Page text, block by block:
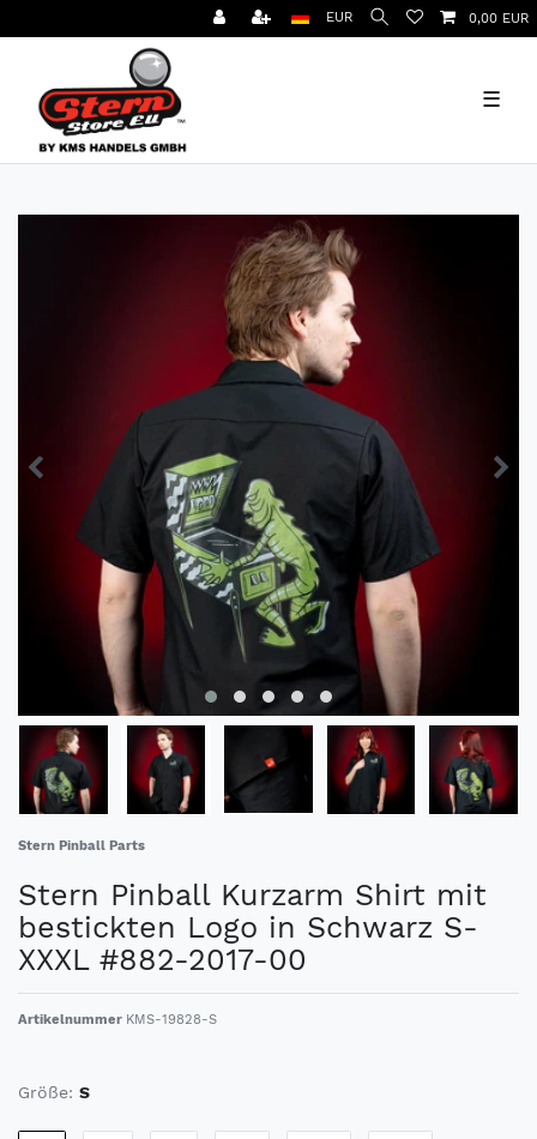
EUR 0,00 EUR
☰
Stern Pinball Parts
Stern Pinball Kurzarm Shirt mit
bestickten Logo in Schwarz S-
XXXL #882-2017-00
Artikelnummer KMS-19828-S
Größe: S